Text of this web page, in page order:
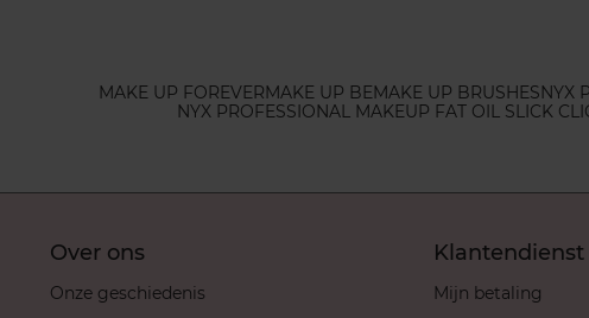
MAKE UP FOREVERMAKE UP BEMAKE UP BRUSHESNYX
NYX PROFESSIONAL MAKEUP FAT OIL SLICK
Over ons
Onze geschiedenis
Klantendienst
Mijn betaling